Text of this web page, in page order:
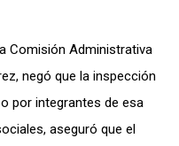
Comisión Administrativa
negó que la inspección
por integrantes de esa
aseguró que el